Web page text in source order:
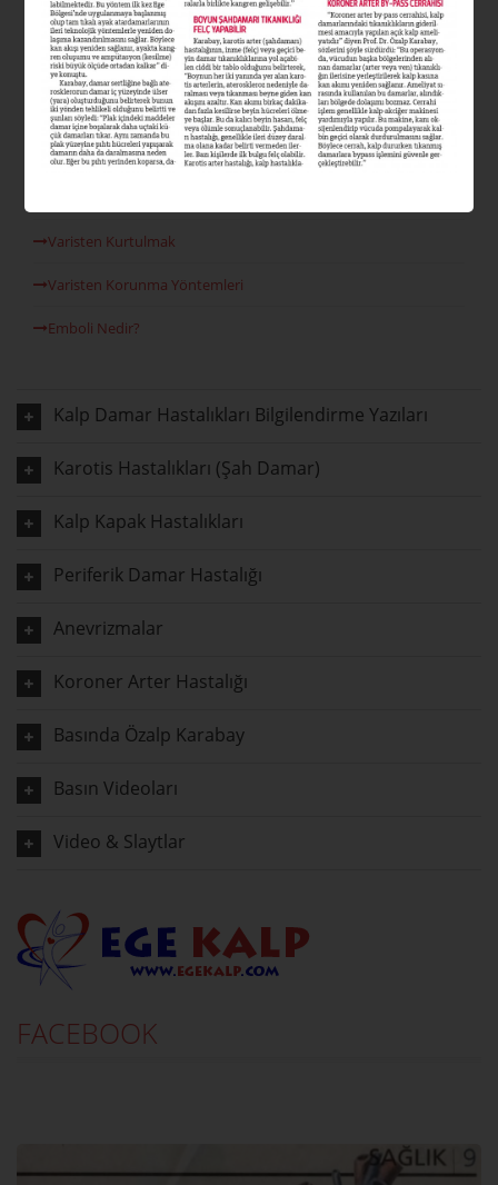
Varis Nedir?
Varis Tipleri Nelerdir?
Varis Nedenleri
Venöz Reflü
Varisten Kurtulmak
Varisten Korunma Yöntemleri
Emboli Nedir?
Kalp Damar Hastalıkları Bilgilendirme Yazıları
Karotis Hastalıkları (Şah Damar)
Kalp Kapak Hastalıkları
Periferik Damar Hastalığı
Anevrizmalar
Koroner Arter Hastalığı
Basında Özalp Karabay
Basın Videoları
Video & Slaytlar
FACEBOOK